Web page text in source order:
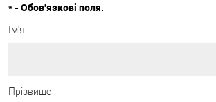
* - Обов'язкові поля.
Ім'я
Прізвище